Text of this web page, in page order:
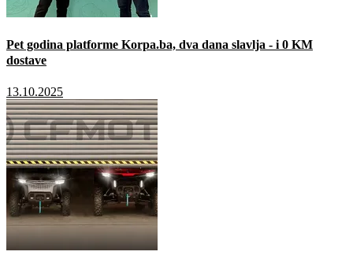
Pet godina platforme Korpa.ba, dva dana slavlja - i 0 KM
dostave
13.10.2025